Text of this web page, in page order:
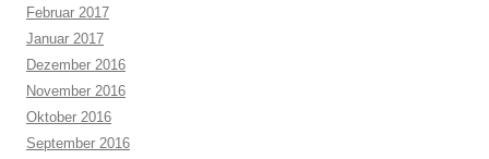
Februar 2017
Januar 2017
Dezember 2016
November 2016
Oktober 2016
September 2016